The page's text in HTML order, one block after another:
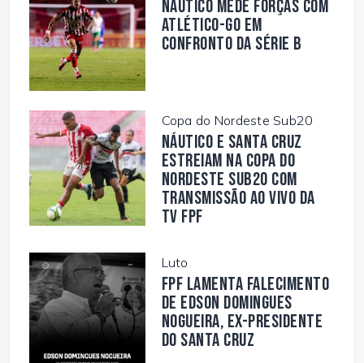
Náutico mede forças com
Atlético-GO em
confronto da Série B
Copa do Nordeste Sub20
Náutico e Santa Cruz
estreiam na Copa do
Nordeste Sub20 com
transmissão ao vivo da
TV FPF
Luto
FPF lamenta falecimento
de Edson Domingues
Nogueira, ex-presidente
do Santa Cruz